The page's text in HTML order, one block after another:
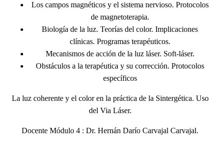
Los campos magnéticos y el sistema nervioso. Protocolos
de magnetoterapia.
Biología de la luz. Teorías del color. Implicaciones
clínicas. Programas terapéuticos.
Mecanismos de acción de la luz láser. Soft-láser.
Obstáculos a la terapéutica y su corrección. Protocolos
específicos
La luz coherente y el color en la práctica de la Sintergética. Uso
del Via Láser.
Docente Módulo 4 : Dr. Hernán Darío Carvajal Carvajal.